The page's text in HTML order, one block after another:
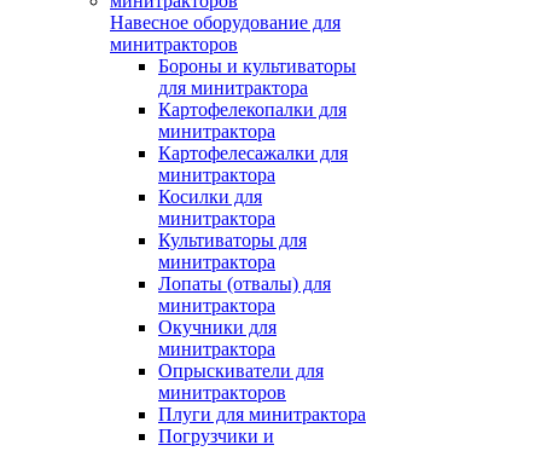
Навесное оборудование для
минитракторов
Бороны и культиваторы
для минитрактора
Картофелекопалки для
минитрактора
Картофелесажалки для
минитрактора
Косилки для
минитрактора
Культиваторы для
минитрактора
Лопаты (отвалы) для
минитрактора
Окучники для
минитрактора
Опрыскиватели для
минитракторов
Плуги для минитрактора
Погрузчики и